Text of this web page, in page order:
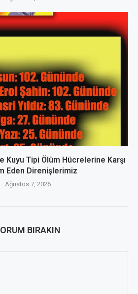
Kuyu Tipi Ölüm Hücrelerine Karşı
Eden Direnişlerimiz
Ağustos 7, 2026
BIRAKIN